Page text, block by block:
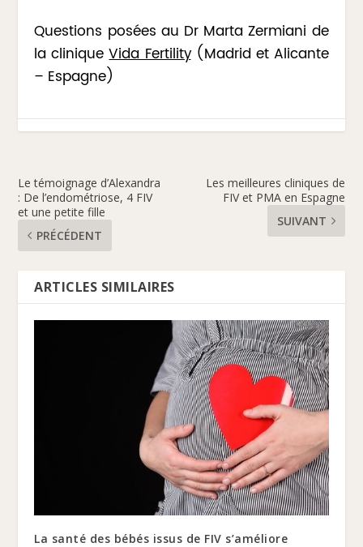
Questions posées au Dr Marta Zermiani de
la cliniqueVida Fertility(Madrid et Alicante
– Espagne)
Le témoignage d’Alexandra
: De l’endométriose, 4 FIV
et une petite fille
PRÉCÉDENT
Les meilleures cliniques de
FIV et PMA en Espagne
SUIVANT
ARTICLES SIMILAIRES
La santé des bébés issus de FIV s’améliore